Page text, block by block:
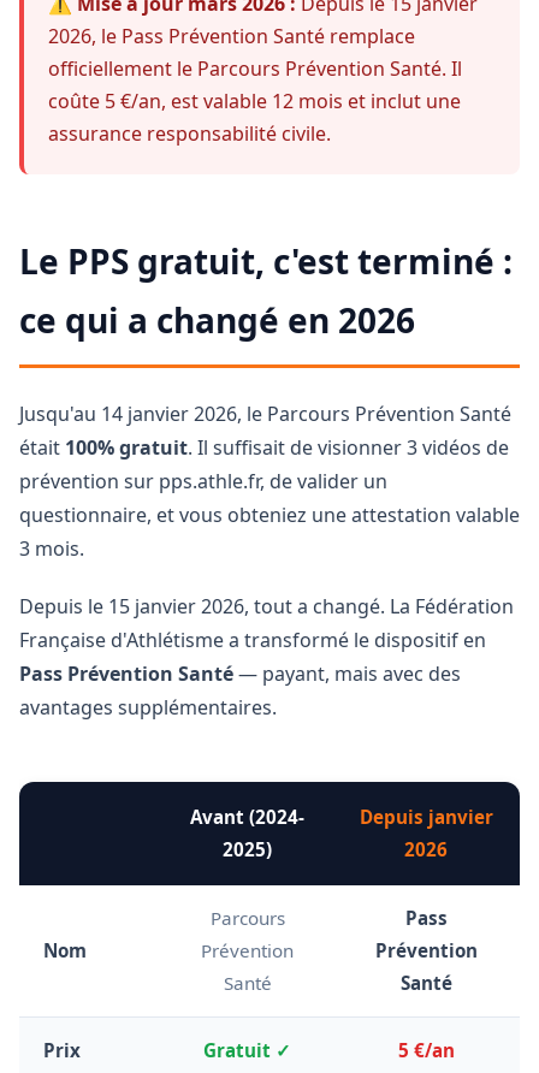
2026, le Pass Prévention Santé remplace
officiellement le Parcours Prévention Santé. Il
coûte 5 €/an, est valable 12 mois et inclut une
assurance responsabilité civile.
Le PPS gratuit, c'est terminé :
ce qui a changé en 2026
Jusqu'au 14 janvier 2026, le Parcours Prévention Santé
était 100% gratuit. Il suffisait de visionner 3 vidéos de
prévention sur pps.athle.fr, de valider un
questionnaire, et vous obteniez une attestation valable
3 mois.
Depuis le 15 janvier 2026, tout a changé. La Fédération
Française d'Athlétisme a transformé le dispositif en
Pass Prévention Santé— payant, mais avec des
avantages supplémentaires.
Avant (2024-
2025)
Depuis janvier
2026
Nom
Parcours
Prévention
Santé
Pass
Prévention
Santé
Prix Gratuit ✓ 5 €/an